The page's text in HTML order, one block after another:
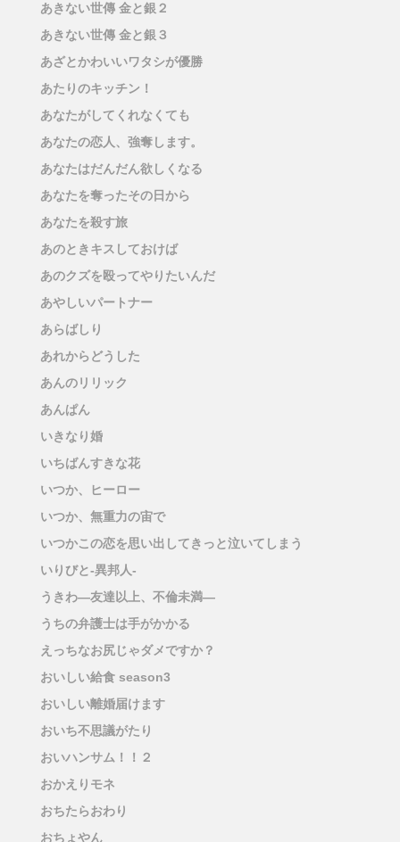
あきない世傳 金と銀２
あきない世傳 金と銀３
あざとかわいいワタシが優勝
あたりのキッチン！
あなたがしてくれなくても
あなたの恋人、強奪します。
あなたはだんだん欲しくなる
あなたを奪ったその日から
あなたを殺す旅
あのときキスしておけば
あのクズを殴ってやりたいんだ
あやしいパートナー
あらばしり
あれからどうした
あんのリリック
あんぱん
いきなり婚
いちばんすきな花
いつか、ヒーロー
いつか、無重力の宙で
いつかこの恋を思い出してきっと泣いてしまう
いりびと-異邦人-
うきわ―友達以上、不倫未満―
うちの弁護士は手がかかる
えっちなお尻じゃダメですか？
おいしい給食 season3
おいしい離婚届けます
おいち不思議がたり
おいハンサム！！２
おかえりモネ
おちたらおわり
おちょやん